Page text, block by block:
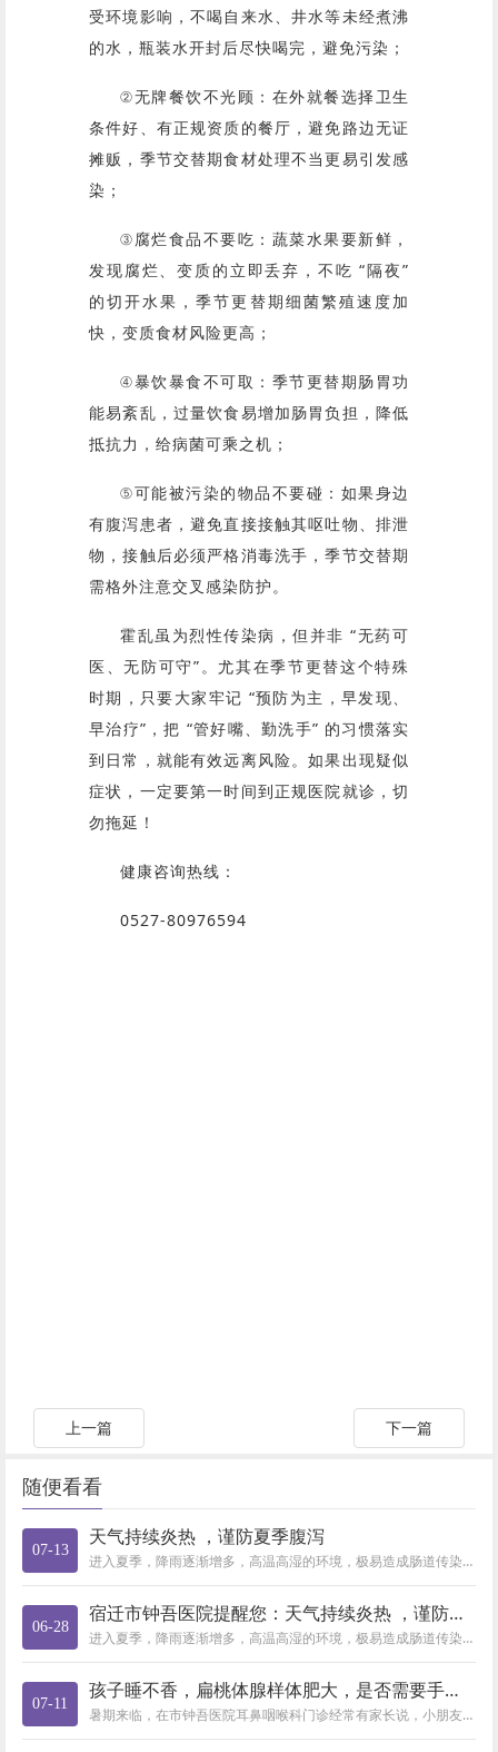
受环境影响，不喝自来水、井水等未经煮沸
的水，瓶装水开封后尽快喝完，避免污染；
②无牌餐饮不光顾：在外就餐选择卫生
条件好、有正规资质的餐厅，避免路边无证
摊贩，季节交替期食材处理不当更易引发感
染；
③腐烂食品不要吃：蔬菜水果要新鲜，
发现腐烂、变质的立即丢弃，不吃 “隔夜”
的切开水果，季节更替期细菌繁殖速度加
快，变质食材风险更高；
④暴饮暴食不可取：季节更替期肠胃功
能易紊乱，过量饮食易增加肠胃负担，降低
抵抗力，给病菌可乘之机；
⑤可能被污染的物品不要碰：如果身边
有腹泻患者，避免直接接触其呕吐物、排泄
物，接触后必须严格消毒洗手，季节交替期
需格外注意交叉感染防护。
霍乱虽为烈性传染病，但并非 “无药可
医、无防可守”。尤其在季节更替这个特殊
时期，只要大家牢记 “预防为主，早发现、
早治疗”，把 “管好嘴、勤洗手” 的习惯落实
到日常，就能有效远离风险。如果出现疑似
症状，一定要第一时间到正规医院就诊，切
勿拖延！
健康咨询热线：
0527-80976594
上一篇 下一篇
随便看看
07-13
天气持续炎热 ，谨防夏季腹泻
进入夏季，降雨逐渐增多，高温高湿的环境，极易造成肠道传染病、食源性疾病的发生。发生腹泻怎么办？每年5月至8月是感染性腹泻...
06-28
宿迁市钟吾医院提醒您：天气持续炎热 ，谨防夏季腹泻
进入夏季，降雨逐渐增多，高温高湿的环境，极易造成肠道传染病、食源性疾病的发生。发生腹泻怎么办？ ● ...
07-11
​孩子睡不香，扁桃体腺样体肥大，是否需要手术？市钟吾医院耳鼻
暑期来临，在市钟吾医院耳鼻咽喉科门诊经常有家长说，小朋友睡觉的时候老打呼噜，刚开始以为是孩子睡得香，并未在意，但时间长了...